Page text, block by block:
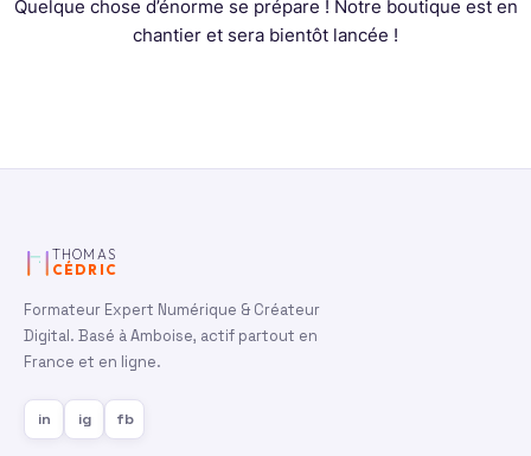
Quelque chose d’énorme se prépare ! Notre boutique est en
chantier et sera bientôt lancée !
THOMAS
CÉDRIC
Formateur Expert Numérique & Créateur
Digital. Basé à Amboise, actif partout en
France et en ligne.
in ig fb